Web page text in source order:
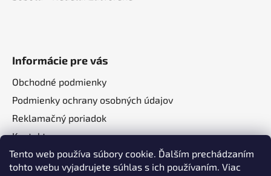
Tento web používa súbory cookie. Ďalším prechádzaním
tohto webu vyjadrujete súhlas s ich používaním. Viac
Informácie pre vás
Obchodné podmienky
Podmienky ochrany osobných údajov
Reklamačný poriadok
Kontakt
O nás